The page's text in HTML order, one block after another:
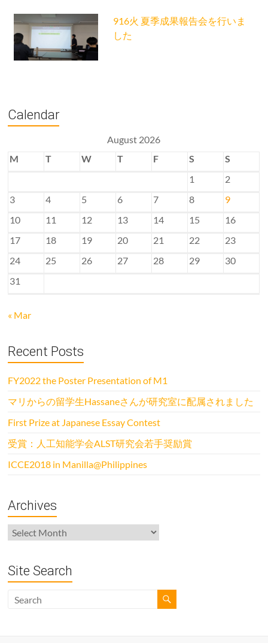
916火 夏季成果報告会を行いま
した
Calendar
August 2026
M
T W T F S
S
1
2
3
4 5 6 7 8
9
10
11 12 13 14 15
16
17
18 19 20 21 22
23
24
25 26 27 28 29
30
31
« Mar
Recent Posts
FY2022 the Poster Presentation of M1
マリからの留学生Hassaneさんが研究室に配属されました
First Prize at Japanese Essay Contest
受賞：人工知能学会ALST研究会若手奨励賞
ICCE2018 in Manilla@Philippines
Archives
Archives
Site Search